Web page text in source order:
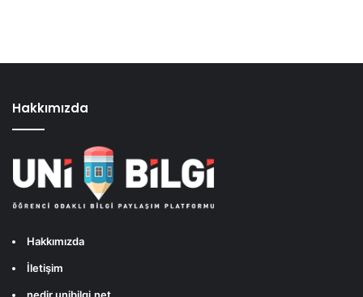
Hakkımızda
Hakkımızda
İletişim